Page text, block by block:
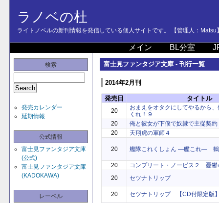
ラノベの杜
ライトノベルの新刊情報を発信している個人サイトです。 【管理人：Matsu
メイン BL分室
検索
発売カレンダー
延期情報
公式情報
富士見ファンタジア文庫
(公式)
富士見ファンタジア文庫
(KADOKAWA)
レーベル
富士見ファンタジア文庫 - 刊行一覧
2014年2月刊
発売日 タイトル
20
おまえをオタクにしてやるから
くれ！９
20
俺と彼女が下僕で奴隷で主従契約
20
天翔虎の軍師４
20 艦隊これくしょん ―艦これ― 鶴
20
コンプリート・ノービス２ 憂鬱
20
セツナトリップ
20
セツナトリップ 【CD付限定版